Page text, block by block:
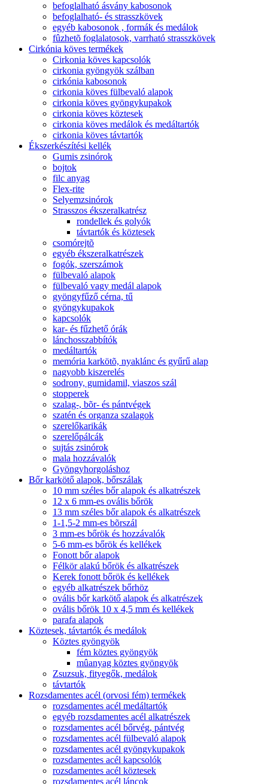
befoglalható ásvány kabosonok
befoglalható- és strasszkövek
egyéb kabosonok , formák és medálok
fûzhetõ foglalatosok, varrható strasszkövek
Cirkónia köves termékek
Cirkonia köves kapcsolók
cirkonia gyöngyök szálban
cirkónia kabosonok
cirkonia köves fülbevaló alapok
cirkonia köves gyöngykupakok
cirkonia köves köztesek
cirkonia köves medálok és medáltartók
cirkonia köves távtartók
Ékszerkészítési kellék
Gumis zsinórok
bojtok
filc anyag
Flex-rite
Selyemzsinórok
Strasszos ékszeralkatrész
rondellek és golyók
távtartók és köztesek
csomórejtõ
egyéb ékszeralkatrészek
fogók, szerszámok
fülbevaló alapok
fülbevaló vagy medál alapok
gyöngyfűző cérna, tű
gyöngykupakok
kapcsolók
kar- és fűzhető órák
lánchosszabbítók
medáltartók
memória karkötõ, nyaklánc és gyűrű alap
nagyobb kiszerelés
sodrony, gumidamil, viaszos szál
stopperek
szalag-, bõr- és pántvégek
szatén és organza szalagok
szerelőkarikák
szerelőpálcák
sujtás zsinórok
mala hozzávalók
Gyöngyhorgoláshoz
Bőr karkötő alapok, bőrszálak
10 mm széles bőr alapok és alkatrészek
12 x 6 mm-es ovális bőrök
13 mm széles bőr alapok és alkatrészek
1-1,5-2 mm-es bõrszál
3 mm-es bőrök és hozzávalók
5-6 mm-es bőrök és kellékek
Fonott bőr alapok
Félkör alakú bőrök és alkatrészek
Kerek fonott bőrök és kellékek
egyéb alkatrészek bőrhöz
ovális bőr karkötő alapok és alkatrészek
ovális bőrök 10 x 4,5 mm és kellékek
parafa alapok
Köztesek, távtartók és medálok
Köztes gyöngyök
fém köztes gyöngyök
mûanyag köztes gyöngyök
Zsuzsuk, fityegők, medálok
távtartók
Rozsdamentes acél (orvosi fém) termékek
rozsdamentes acél medáltartók
egyéb rozsdamentes acél alkatrészek
rozsdamentes acél bőrvég, pántvég
rozsdamentes acél fülbevaló alapok
rozsdamentes acél gyöngykupakok
rozsdamentes acél kapcsolók
rozsdamentes acél köztesek
rozsdamentes acél láncok